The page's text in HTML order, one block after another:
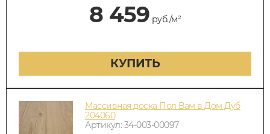
8 459 руб./м²
КУПИТЬ
Массивная доска Пол Вам в Дом Дуб
204060
Артикул: 34-003-00097